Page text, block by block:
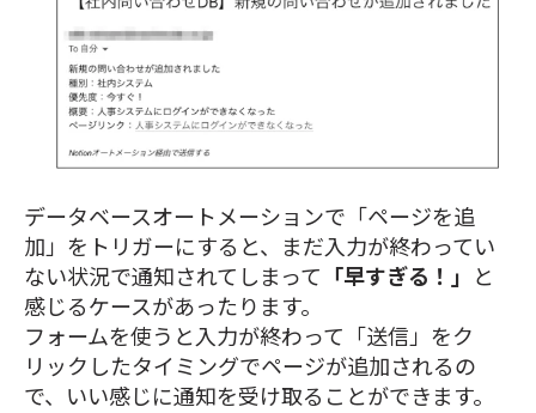
データベースオートメーションで「ページを追
加」をトリガーにすると、まだ入力が終わってい
ない状況で通知されてしまって 「早すぎる！」 と
感じるケースがあったります。
フォームを使うと入力が終わって「送信」をク
リックしたタイミングでページが追加されるの
で、いい感じに通知を受け取ることができます。